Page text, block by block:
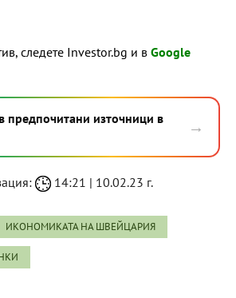
следете Investor.bg и в Google
предпочитани източници в
→
14:21 | 10.02.23 г.
ИКОНОМИКАТА НА ШВЕЙЦАРИЯ